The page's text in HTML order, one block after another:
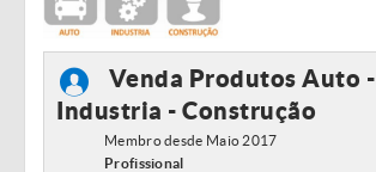
Venda Produtos Auto -
Industria - Construção
Membro desde Maio 2017
Profissional